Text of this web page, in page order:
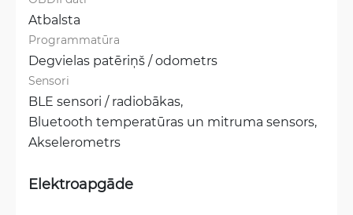
Atbalsta
Programmatūra
Degvielas patēriņš / odometrs
Sensori
BLE sensori / radiobākas,
Bluetooth temperatūras un mitruma sensors,
Akselerometrs
Elektroapgāde